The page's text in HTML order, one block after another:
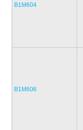
B1M604
B1M606